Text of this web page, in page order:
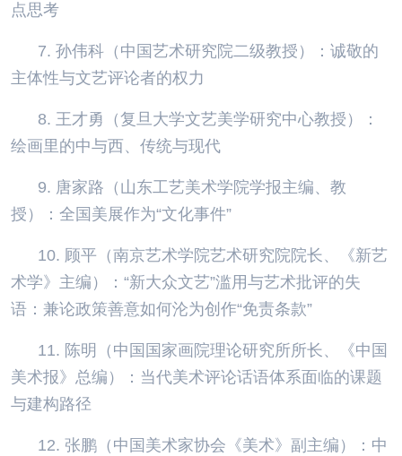
点思考
7. 孙伟科（中国艺术研究院二级教授）：诚敬的
主体性与文艺评论者的权力
8. 王才勇（复旦大学文艺美学研究中心教授）：
绘画里的中与西、传统与现代
9. 唐家路（山东工艺美术学院学报主编、教
授）：全国美展作为“文化事件”
10. 顾平（南京艺术学院艺术研究院院长、《新艺
术学》主编）：“新大众文艺”滥用与艺术批评的失
语：兼论政策善意如何沦为创作“免责条款”
11. 陈明（中国国家画院理论研究所所长、《中国
美术报》总编）：当代美术评论话语体系面临的课题
与建构路径
12. 张鹏（中国美术家协会《美术》副主编）：中